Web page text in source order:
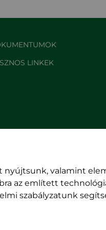
LINKEK
nyújtsunk, valamint
az említett
szabályzatunk